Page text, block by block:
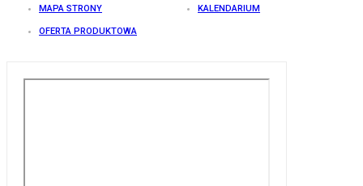
MAPA STRONY KALENDARIUM
OFERTA PRODUKTOWA